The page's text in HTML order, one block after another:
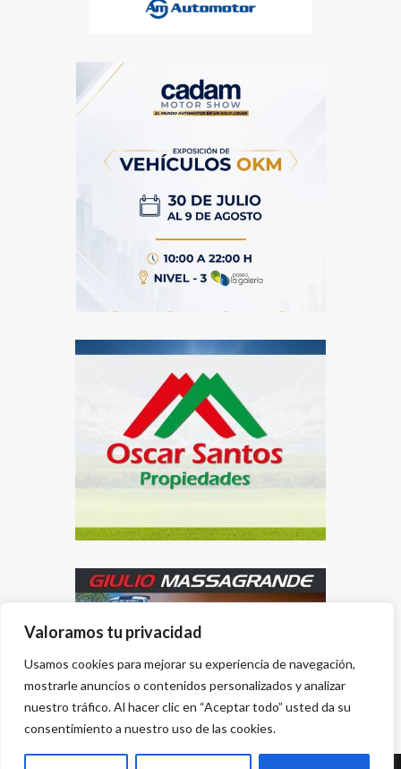
Valoramos tu privacidad
Usamos cookies para mejorar su experiencia de navegación,
mostrarle anuncios o contenidos personalizados y analizar
nuestro tráfico. Al hacer clic en “Aceptar todo” usted da su
consentimiento a nuestro uso de las cookies.